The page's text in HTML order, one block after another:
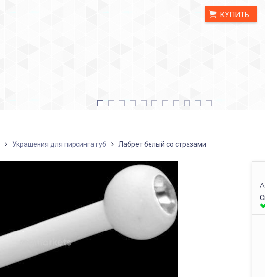
КУПИТЬ
Украшения для пирсинга губ Лабрет белый со стразами